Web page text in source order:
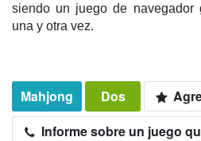
siendo un juego de navegador
una y otra vez.
Mahjong Dos
Informe sobre un juego